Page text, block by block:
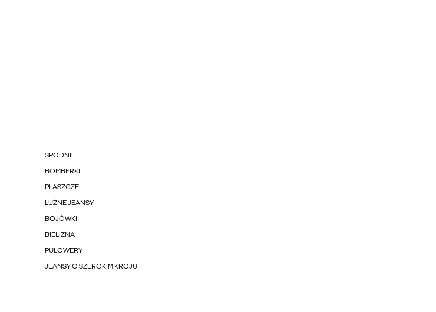
SPODNIE
BOMBERKI
PŁASZCZE
LUŹNE JEANSY
BOJÓWKI
BIELIZNA
PULOWERY
JEANSY O SZEROKIM KROJU